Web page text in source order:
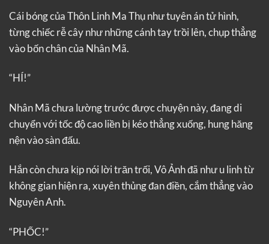
Cái bóng của Thôn Linh Ma Thụ như tuyên án tử hình,
từng chiếc rễ cây như những cánh tay trồi lên, chụp thẳng
vào bốn chân của Nhân Mã.
“HÍ!”
Nhân Mã chưa lường trước được chuyện này, đang di
chuyển với tốc độ cao liền bị kéo thẳng xuống, hung hăng
nện vào sàn đấu.
Hắn còn chưa kịp nói lời trăn trối, Vô Ảnh đã như u linh từ
không gian hiện ra, xuyên thủng đan điền, cắm thẳng vào
Nguyên Anh.
“PHỐC!”